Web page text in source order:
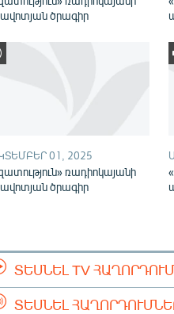
ծրագիր
01, 2025
ռադիոկայանի
ծրագիր
ՏԵՍՆԵԼ TV
ՏԵՍՆԵԼ